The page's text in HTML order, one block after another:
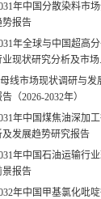
年中国分散染料市
势报告
年全球与中国超高
现状研究分析及市场
线市场现状调研与发
（2026-2032年）
年中国煤焦油深加
及发展趋势研究报告
年中国石油运输行
景报告
年中国甲基氯化吡